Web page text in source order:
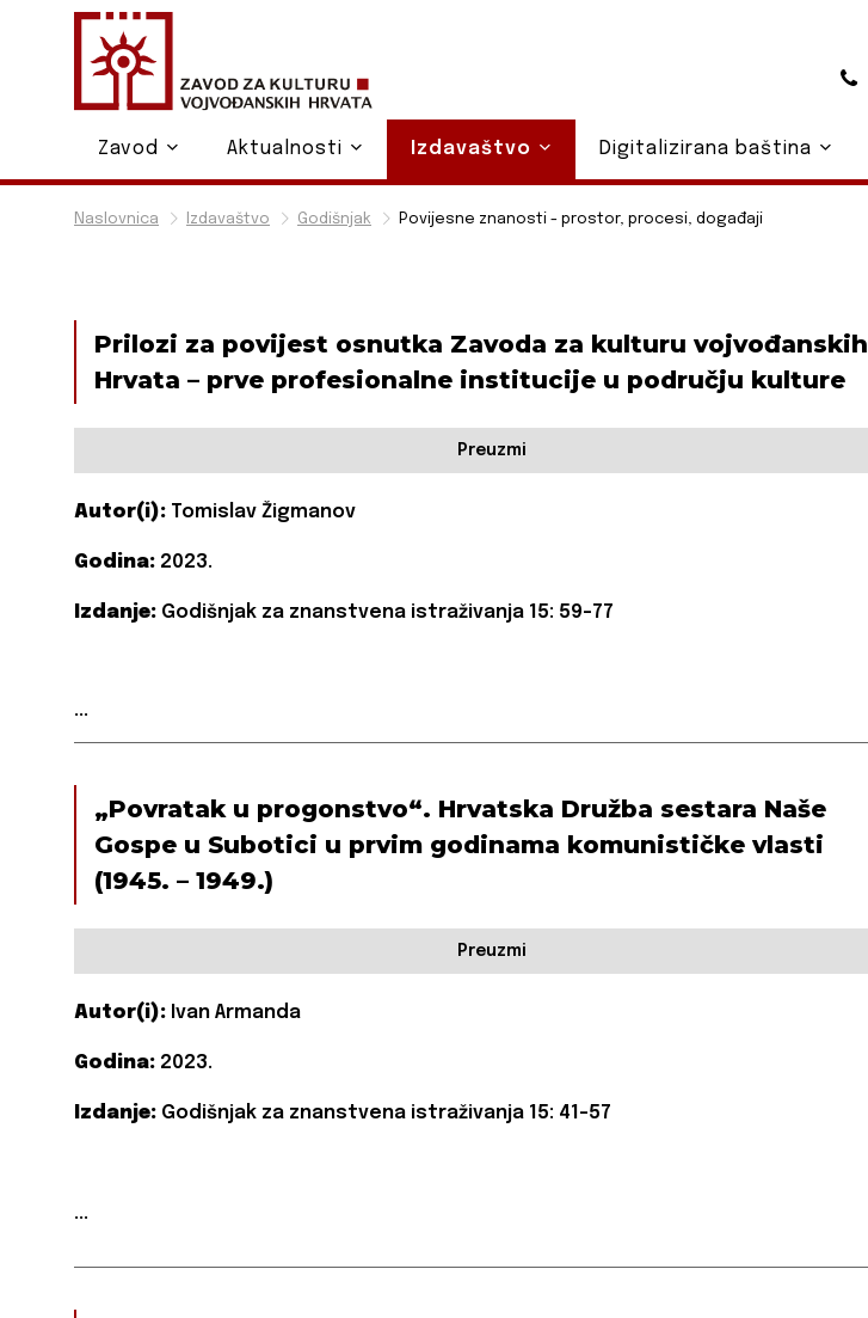
Naslovnica Izdavaštvo Godišnjak Povijesne znanosti - prostor, procesi, događaji
Prilozi za povijest osnutka Zavoda za kulturu vojvođanskih
Hrvata – prve profesionalne institucije u području kulture
Preuzmi
Autor(i): Tomislav Žigmanov
Godina: 2023.
Izdanje: Godišnjak za znanstvena istraživanja 15: 59-77
...
„Povratak u progonstvo“. Hrvatska Družba sestara Naše
Gospe u Subotici u prvim godinama komunističke vlasti
(1945. – 1949.)
Preuzmi
Autor(i): Ivan Armanda
Godina: 2023.
Izdanje: Godišnjak za znanstvena istraživanja 15: 41-57
...
Zavod Aktualnosti Izdavaštvo Digitalizirana baština